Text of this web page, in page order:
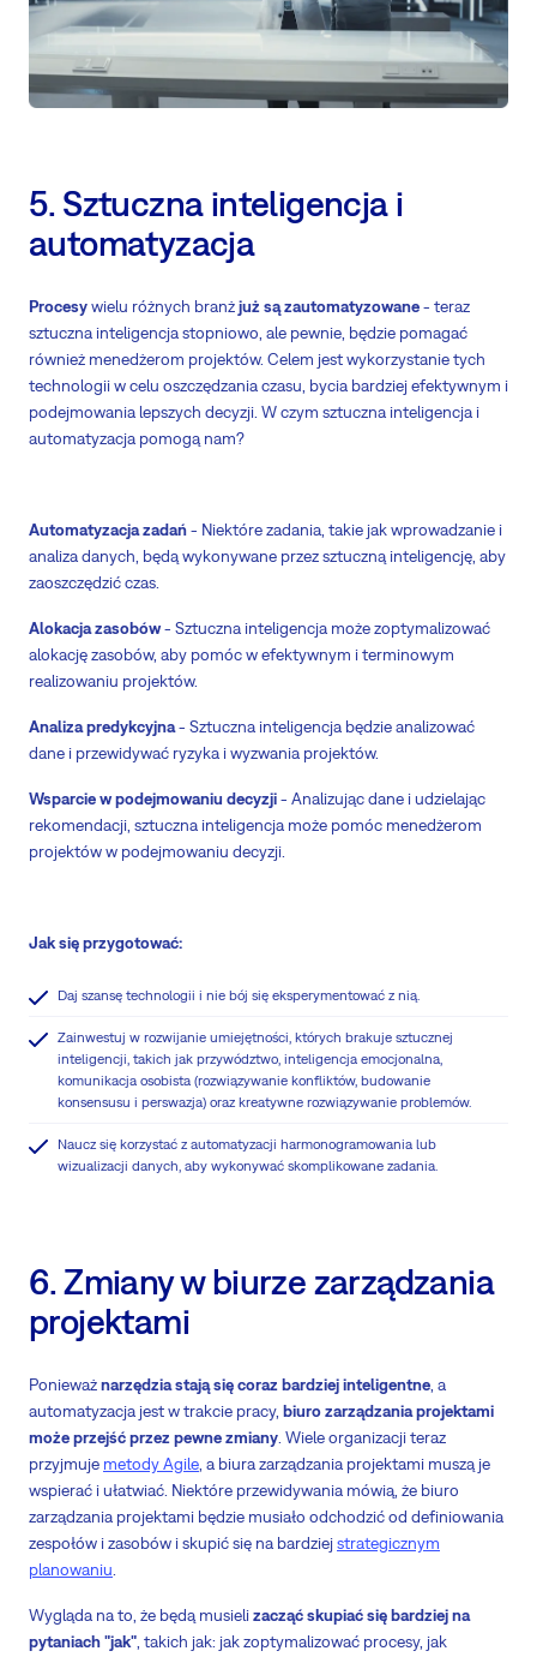
5. Sztuczna inteligencja i
automatyzacja
Procesywielu różnych branżjuż są zautomatyzowane- teraz
sztuczna inteligencja stopniowo, ale pewnie, będzie pomagać
również menedżerom projektów. Celem jest wykorzystanie tych
technologii w celu oszczędzania czasu, bycia bardziej efektywnym i
podejmowania lepszych decyzji. W czym sztuczna inteligencja i
automatyzacja pomogą nam?
Automatyzacja zadań- Niektóre zadania, takie jak wprowadzanie i
analiza danych, będą wykonywane przez sztuczną inteligencję, aby
zaoszczędzić czas.
Alokacja zasobów- Sztuczna inteligencja może zoptymalizować
alokację zasobów, aby pomóc w efektywnym i terminowym
realizowaniu projektów.
Analiza predykcyjna- Sztuczna inteligencja będzie analizować
dane i przewidywać ryzyka i wyzwania projektów.
Wsparcie w podejmowaniu decyzji- Analizując dane i udzielając
rekomendacji, sztuczna inteligencja może pomóc menedżerom
projektów w podejmowaniu decyzji.
Jak się przygotować:
Daj szansę technologii i nie bój się eksperymentować z nią.
Zainwestuj w rozwijanie umiejętności, których brakuje sztucznej
inteligencji, takich jak przywództwo, inteligencja emocjonalna,
komunikacja osobista (rozwiązywanie konfliktów, budowanie
konsensusu i perswazja) oraz kreatywne rozwiązywanie problemów.
Naucz się korzystać z automatyzacji harmonogramowania lub
wizualizacji danych, aby wykonywać skomplikowane zadania.
6. Zmiany w biurze zarządzania
projektami
Ponieważnarzędzia stają się coraz bardziej inteligentne , a
automatyzacja jest w trakcie pracy, biuro zarządzania projektami
może przejść przez pewne zmiany . Wiele organizacji teraz
przyjmuje metody Agile , a biura zarządzania projektami muszą je
wspierać i ułatwiać. Niektóre przewidywania mówią, że biuro
zarządzania projektami będzie musiało odchodzić od definiowania
zespołów i zasobów i skupić się na bardziejstrategicznym
planowaniu
Wygląda na to, że będą musielizacząć skupiać się bardziej na
pytaniach "jak" , takich jak: jak zoptymalizować procesy, jak